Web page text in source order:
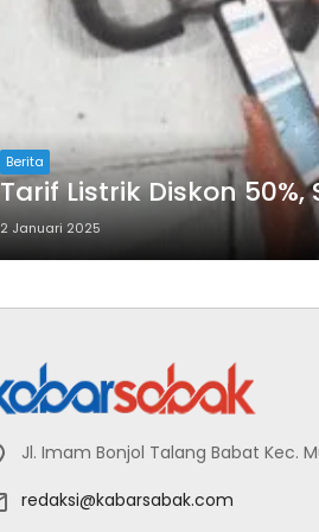
Berita
Tarif Listrik Diskon
2 Januari 2025
Jl. Imam Bonjol Talang Babat Kec.
redaksi@kabarsabak.com